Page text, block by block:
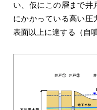
い、仮にこの層まで井
にかかっている高い圧
表面以上に達する（自